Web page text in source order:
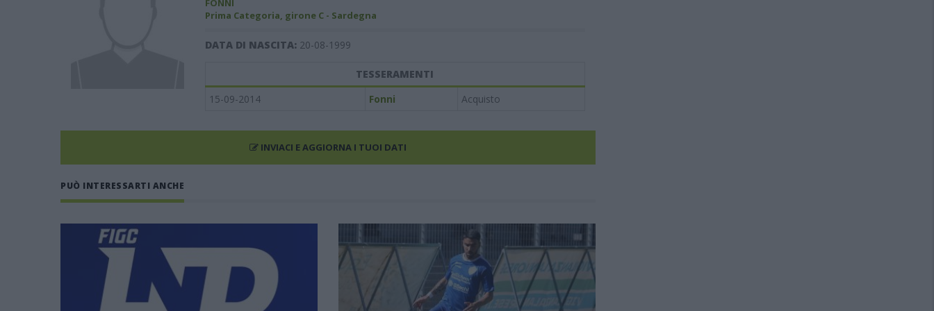
FONNI
Prima Categoria, girone C - Sardegna
DATA DI NASCITA: 20-08-1999
TESSERAMENTI
15-09-2014
Fonni Acquisto
INVIACI E AGGIORNA I TUOI DATI
PUÒ INTERESSARTI ANCHE